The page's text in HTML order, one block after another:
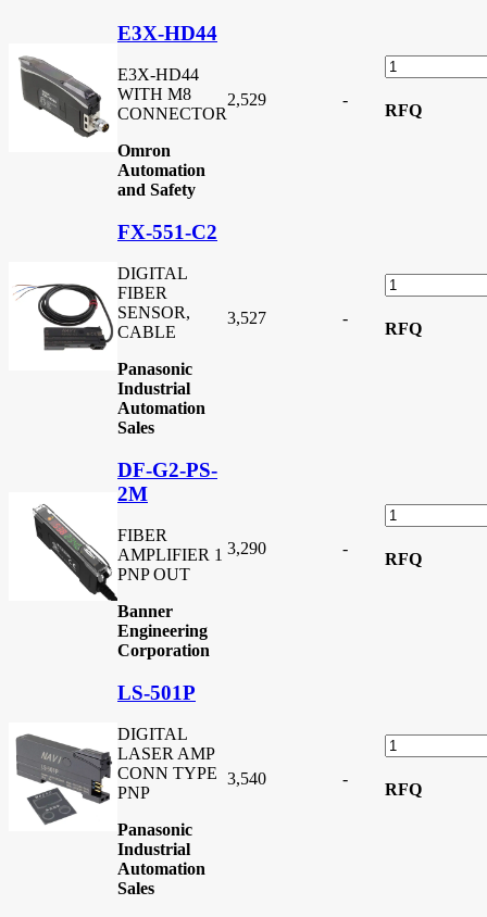
E3X-HD44
E3X-HD44
WITH M8
CONNECTOR
Omron
Automation
and Safety
2,529 -
RFQ
FX-551-C2
DIGITAL
FIBER
SENSOR,
CABLE
Panasonic
Industrial
Automation
Sales
3,527 -
RFQ
DF-G2-PS-
2M
FIBER
AMPLIFIER 1
PNP OUT
Banner
Engineering
Corporation
3,290 -
RFQ
LS-501P
DIGITAL
LASER AMP
CONN TYPE
PNP
Panasonic
Industrial
Automation
Sales
3,540 -
RFQ